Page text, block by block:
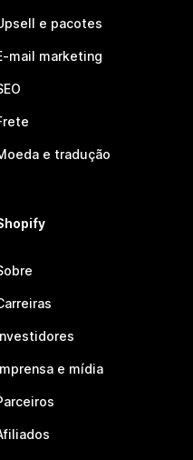
e pacotes
mail marketing
e tradução
Investidores
Imprensa e mídia